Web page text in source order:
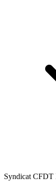
Syndicat CFDT